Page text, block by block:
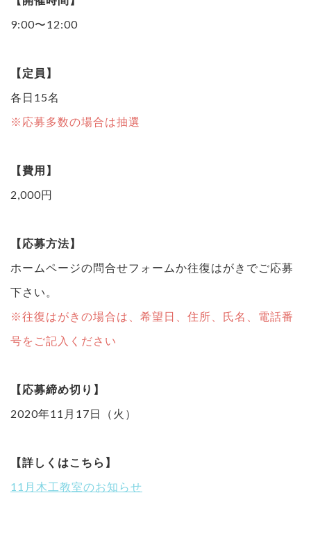
9:00〜12:00
【定員】
各日15名
※応募多数の場合は抽選
【費用】
2,000円
【応募方法】
ホームページの問合せフォームか往復はがきでご応募
下さい。
※往復はがきの場合は、希望日、住所、氏名、電話番
号をご記入ください
【応募締め切り】
2020年11月17日（火）
【詳しくはこちら】
11月木工教室のお知らせ